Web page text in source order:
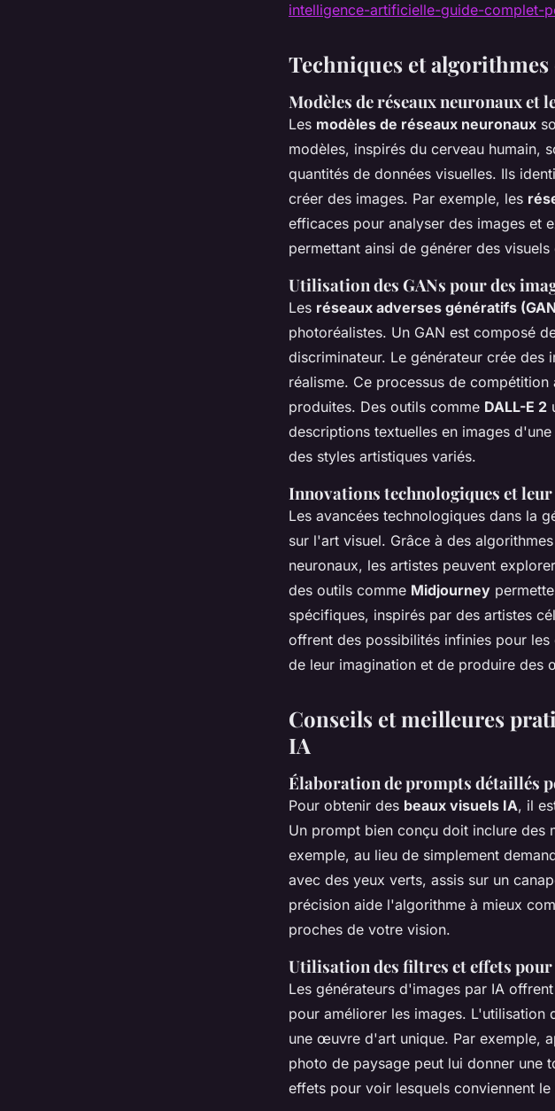
intelligence-artificielle-guide-complet-
Techniques et
Modèles de réseaux neuronaux et
Les modèles de réseaux neuronaux
modèles, inspirés du cerveau humain,
quantités de données visuelles. Ils
créer des images. Par exemple, les
efficaces pour analyser des images et
permettant ainsi de générer des
Utilisation des GANs pour des
Les réseaux adverses génératifs
photoréalistes. Un GAN est composé
discriminateur. Le générateur crée des
réalisme. Ce processus de
produites. Des outils comme DALL-E 2
descriptions textuelles en images
des styles artistiques variés.
Innovations technologiques et
Les avancées technologiques dans la
sur l'art visuel. Grâce à des
neuronaux, les artistes peuvent
des outils comme Midjourney
spécifiques, inspirés par des artistes
offrent des possibilités infinies pour
de leur imagination et de produire des
Conseils et meilleures
IA
Élaboration de prompts détaillés
Pour obtenir des beaux visuels IA, il
Un prompt bien conçu doit inclure des
exemple, au lieu de simplement
avec des yeux verts, assis sur un
précision aide l'algorithme à mieux
proches de votre vision.
Utilisation des filtres et effets
Les générateurs d'images par IA
pour améliorer les images. L'utilisation
une œuvre d'art unique. Par exemple,
photo de paysage peut lui donner une
effets pour voir lesquels conviennent